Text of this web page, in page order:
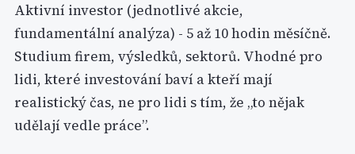
Aktivní investor (jednotlivé akcie,
fundamentální analýza) - 5 až 10 hodin měsíčně.
Studium firem, výsledků, sektorů. Vhodné pro
lidi, které investování baví a kteří mají
realistický čas, ne pro lidi s tím, že „to nějak
udělají vedle práce”.